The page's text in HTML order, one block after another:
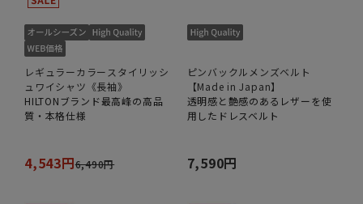
レギュラーカラースタイリッシ
ュワイシャツ《長袖》
HILTONブランド最高峰の高品
質・本格仕様
4,543円6,490円
ピンバックルメンズベルト
【Made in Japan】
透明感と艶感のあるレザーを使
用したドレスベルト
7,590円